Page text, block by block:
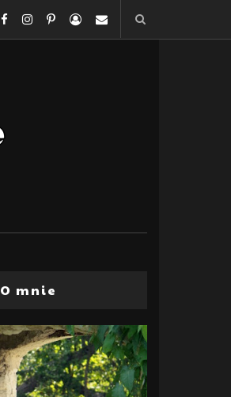
O mnie